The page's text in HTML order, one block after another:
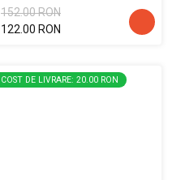
152.00 RON
122.00 RON
COST DE LIVRARE: 20.00 RON